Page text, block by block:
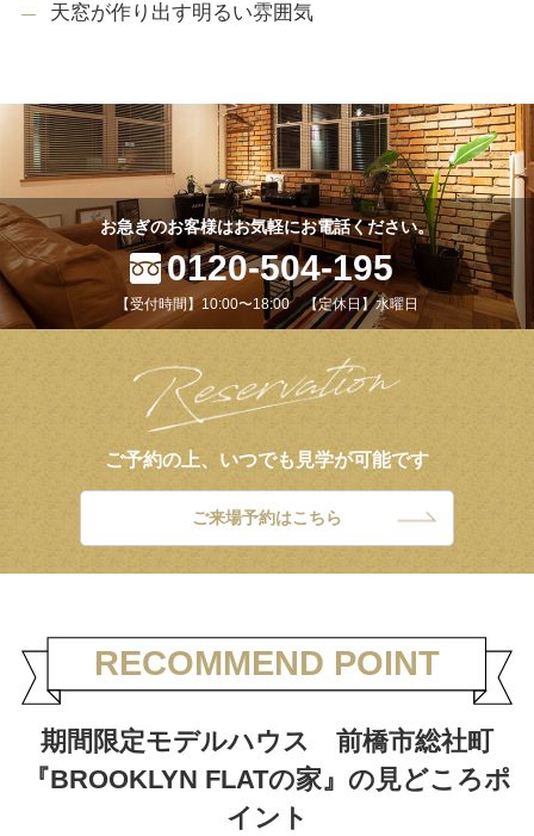
天窓が作り出す明るい雰囲気
ご予約の上、いつでも見学が可能です
ご来場予約はこちら
お急ぎのお客様はお気軽にお電話ください。
0120-504-195
【受付時間】10:00〜18:00 【定休日】水曜日
RECOMMEND POINT
期間限定モデルハウス 前橋市総社町
『BROOKLYN FLATの家』の見どころポ
イント